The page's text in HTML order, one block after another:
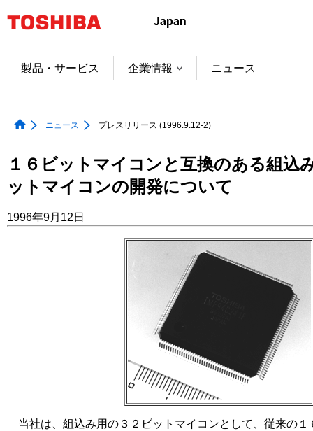
ャ
製品・サービス 企業情報 ニュース
ニュース プレスリリース (1996.9.12-2)
１６ビットマイコンと互換のある組込
ットマイコンの開発について
1996年9月12日
当社は、組込み用の３２ビットマイコンとして、従来の１